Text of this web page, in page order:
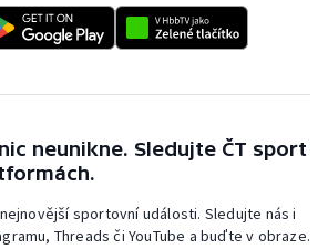
neunikne. Sledujte ČT sport
sportovní události. Sledujte nás i
Threads či YouTube a buďte v obraze.